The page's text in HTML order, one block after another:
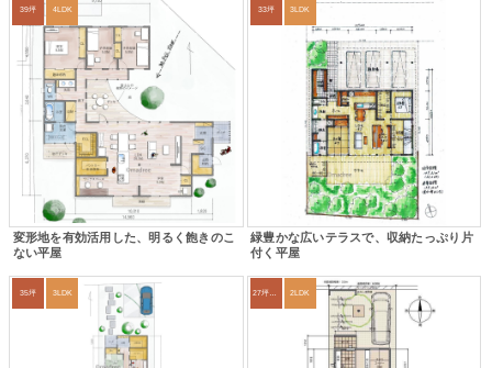
39坪 4LDK
変形地を有効活用した、明るく飽きのこ
ない平屋
33坪 3LDK
緑豊かな広いテラスで、収納たっぷり片
付く平屋
35坪 3LDK 27坪〜30坪 2LDK